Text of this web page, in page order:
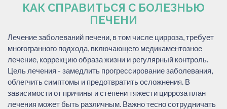
КАК СПРАВИТЬСЯ С БОЛЕЗНЬЮ
ПЕЧЕНИ
Лечение заболеваний печени, в том числе цирроза, требует
многогранного подхода, включающего медикаментозное
лечение, коррекцию образа жизни и регулярный контроль.
Цель лечения - замедлить прогрессирование заболевания,
облегчить симптомы и предотвратить осложнения. В
зависимости от причины и степени тяжести цирроза план
лечения может быть различным. Важно тесно сотрудничать